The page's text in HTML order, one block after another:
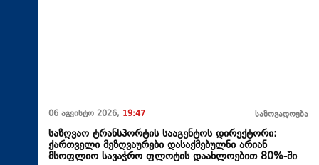
06 აგვისტო 2026, 19:47 საზოგადოება
საზღვაო ტრანსპორტის სააგენტოს დირექტორი:
ქართველი მეზღვაურები დასაქმებულნი არიან
მსოფლიო სავაჭრო ფლოტის დაახლოებით 80%-ში